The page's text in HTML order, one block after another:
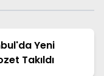
Yeni
Takıldı